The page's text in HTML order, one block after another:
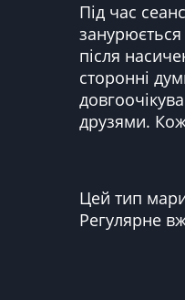
Під час
занурюється
після
сторонні
друзями.
Цей тип
Регулярне